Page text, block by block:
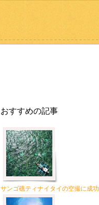
おすすめの記事
サンゴ礁ティナイタイの空撮に成功